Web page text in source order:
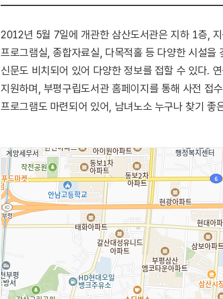
2012년 5월 7일에 개관한 삼산도서관은 지하 1층,
프로그램실, 종합자료실, 다목적홀 등 다양한 시설
신문도 비치되어 있어 다양한 정보를 접할 수 있다.
지원하며, 부평구립도서관 홈페이지를 통해 사전 접
프로그램도 마련되어 있어, 남녀노소 누구나 찾기 좋